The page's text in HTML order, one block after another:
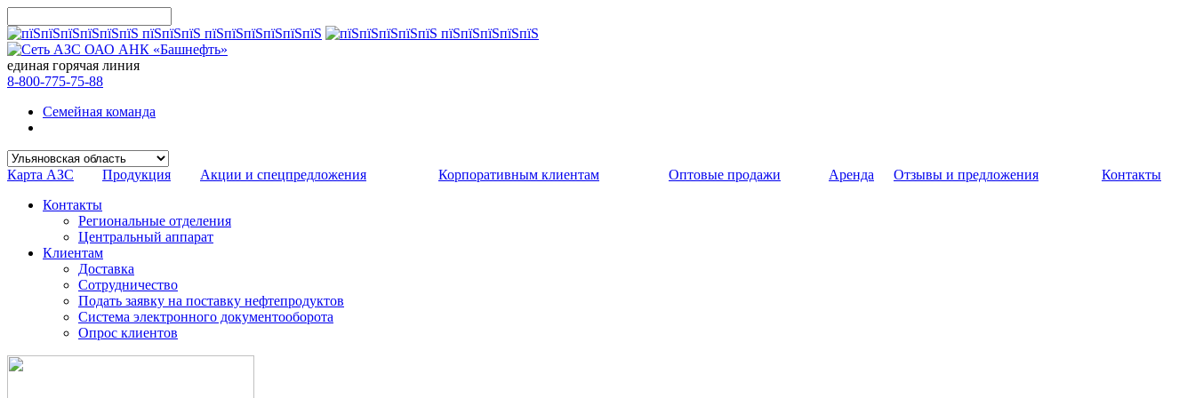
единая горячая линия
8-800-775-75-88
Семейная команда
Карта АЗС Продукция Акции и спецпредложения Корпоративным клиентам Оптовые продажи Аренда Отзывы и предложения
Контакты
Контакты
Региональные отделения
Центральный аппарат
Клиентам
Доставка
Сотрудничество
Подать заявку на поставку нефтепродуктов
Система электронного документооборота
Опрос клиентов